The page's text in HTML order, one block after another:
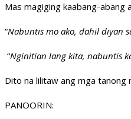
Mas magiging kaabang-abang
“Nabuntis mo ako, dahil diyan
“Nginitian lang kita, nabuntis
Dito na lilitaw ang mga tanong
PANOORIN: